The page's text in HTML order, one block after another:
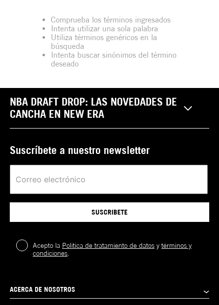
Comprueba los términos ingresados
Intenta utilizar una sola palabra
Utiliza términos genéricos en la
búsqueda
Intenta buscar sinónimos del término
deseado
NBA DRAFT DROP: LAS NOVEDADES DE
CANCHA EN NEW ERA
Suscríbete a nuestro newsletter
SUSCRIBETE
Acepto la Política de tratamiento de datos ytérminos y
condiciones.
ACERCA DE NOSOTROS